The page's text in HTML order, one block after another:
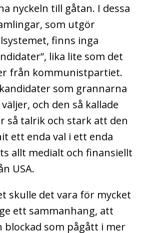
nyckeln till gåtan. I dessa
som utgör
finns inga
lika lite som det
från kommunistpartiet.
som grannarna
och den så kallade
så talrik och stark att den
ett enda val i ett enda
allt medialt och finansiellt
USA.
skulle det vara för mycket
ett sammanhang, att
blockad som pågått i mer